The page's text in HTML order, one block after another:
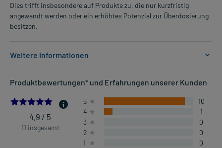
Dies trifft insbesondere auf Produkte zu, die nur kurzfristig
angewandt werden oder ein erhöhtes Potenzial zur Überdosierung
besitzen.
Weitere Informationen
- Allergischer Schnupfen, z.B. Heuschnupfen
Dosierung und Anwendungshinweise:
Kinder von 6-12 Jahren
Produktbewertungen* und Erfahrungen unserer Kunden
4.909090909090909
4,9 / 5
11 insgesamt
5
10
4
1
3
0
2
0
1
0